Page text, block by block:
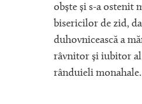
obște și s-a ostenit
bisericilor de zid,
duhovnicească a
râvnitor și iubitor
rânduieli monahale.